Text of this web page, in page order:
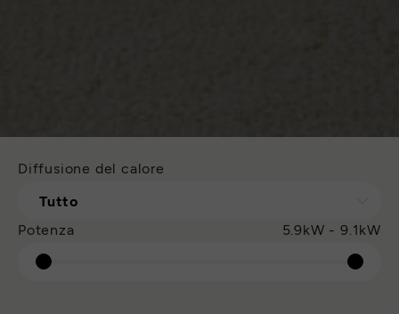
Diffusione del calore
Tutto
Potenza
5.9kW - 9.1kW